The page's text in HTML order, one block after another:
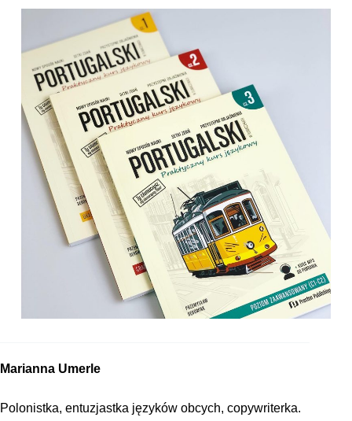
Marianna Umerle
Polonistka, entuzjastka języków obcych, copywriterka.